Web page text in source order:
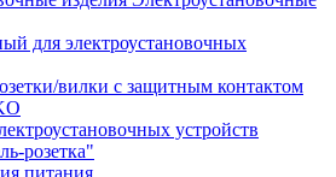
для электроустановочных
вилки с защитным контактом
устройств
розетка"
питания